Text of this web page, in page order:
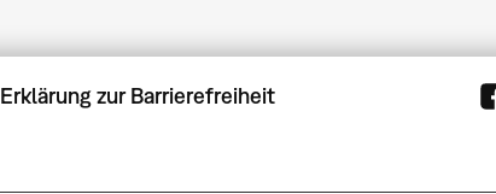
Erklärung zur Barrierefreiheit